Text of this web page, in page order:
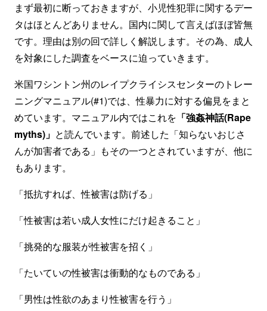
まず最初に断っておきますが、小児性犯罪に関するデー
タはほとんどありません。国内に関して言えばほぼ皆無
です。理由は別の回で詳しく解説します。その為、成人
を対象にした調査をベースに迫っていきます。
米国ワシントン州のレイプクライシスセンターのトレー
ニングマニュアル(#1)では、性暴力に対する偏見をまと
めています。マニュアル内ではこれを 「強姦神話(Rape
myths)」 と読んでいます。前述した「知らないおじさ
んが加害者である」もその一つとされていますが、他に
もあります。
「抵抗すれば、性被害は防げる」
「性被害は若い成人女性にだけ起きること」
「挑発的な服装が性被害を招く」
「たいていの性被害は衝動的なものである」
「男性は性欲のあまり性被害を行う」